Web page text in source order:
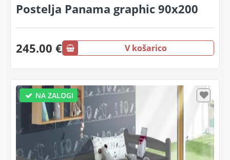
Postelja Panama graphic 90x200
245.00 € V košarico
NA ZALOGI